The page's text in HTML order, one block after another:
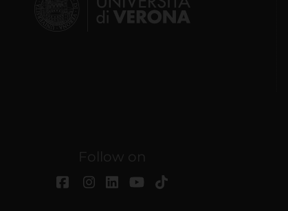
Follow on